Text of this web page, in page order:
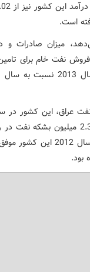
است.
میزان صادرات و
نفت خام برای
نیاز این کشور، در سال
بشکه نفت، معادل 2.39 میلیون
بود.